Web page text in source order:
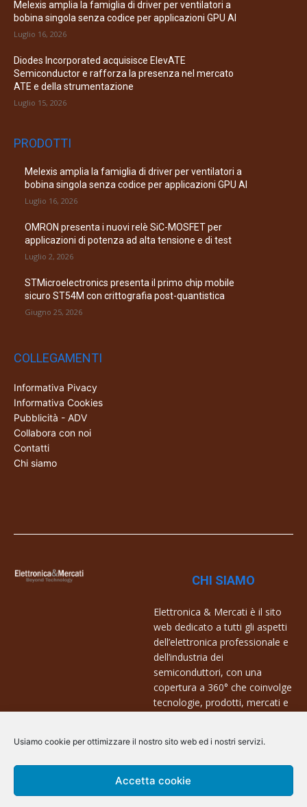
Usiamo cookie per ottimizzare il nostro sito web ed i nostri servizi.
Accetta cookie
Melexis amplia la famiglia di driver per ventilatori a
bobina singola senza codice per applicazioni GPU AI
Luglio 16, 2026
Diodes Incorporated acquisisce ElevATE
Semiconductor e rafforza la presenza nel mercato
ATE e della strumentazione
Luglio 15, 2026
PRODOTTI
Melexis amplia la famiglia di driver per ventilatori a
bobina singola senza codice per applicazioni GPU AI
Luglio 16, 2026
OMRON presenta i nuovi relè SiC-MOSFET per
applicazioni di potenza ad alta tensione e di test
Luglio 2, 2026
STMicroelectronics presenta il primo chip mobile
sicuro ST54M con crittografia post-quantistica
Giugno 25, 2026
COLLEGAMENTI
Informativa Pivacy
Informativa Cookies
Pubblicità - ADV
Collabora con noi
Contatti
Chi siamo
CHI SIAMO
Elettronica & Mercati è il sito
web dedicato a tutti gli aspetti
dell’elettronica professionale e
dell’industria dei
semiconduttori, con una
copertura a 360° che coinvolge
tecnologie, prodotti, mercati e
Contatti:
info@arscommunication.it